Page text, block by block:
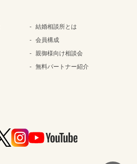
結婚相談所とは
会員構成
親御様向け相談会
無料パートナー紹介